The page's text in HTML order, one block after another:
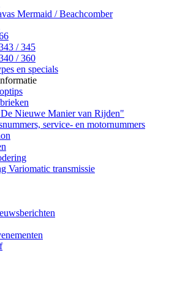
Mermaid / Beachcomber
/ 345
/ 360
en specials
Nieuwe Manier van Rijden"
service- en motornummers
Variomatic transmissie